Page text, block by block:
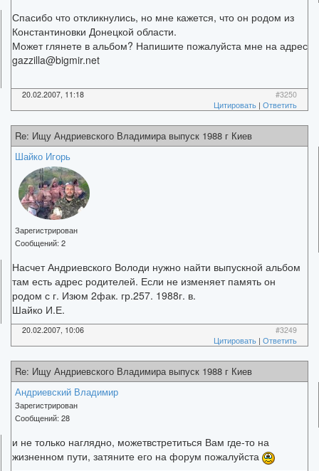
Спасибо что откликнулись, но мне кажется, что он родом из
Константиновки Донецкой области.
Может глянете в альбом? Напишите пожалуйста мне на адрес
gazzilla@bigmir.net
20.02.2007, 11:18
#3250
Цитировать | Ответить
Re: Ищу Андриевского Владимира выпуск 1988 г Киев
Шайко Игорь
Зарегистрирован
Сообщений: 2
Насчет Андриевского Володи нужно найти выпускной альбом
там есть адрес родителей. Если не изменяет память он
родом с г. Изюм 2фак. гр.257. 1988г. в.
Шайко И.Е.
20.02.2007, 10:06
#3249
Цитировать | Ответить
Re: Ищу Андриевского Владимира выпуск 1988 г Киев
Андриевский Владимир
Зарегистрирован
Сообщений: 28
и не только наглядно, можетвстретиться Вам где-то на
жизненном пути, затяните его на форум пожалуйста